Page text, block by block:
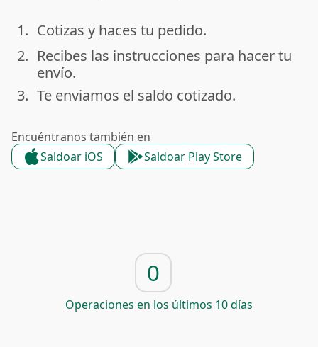
done
1. Cotizas y haces tu pedido.
done
2. Recibes las instrucciones para hacer tu
envío.
done
3. Te enviamos el saldo cotizado.
Encuéntranos también en
Saldoar iOS
Saldoar Play Store
0
Operaciones en los últimos 10 días